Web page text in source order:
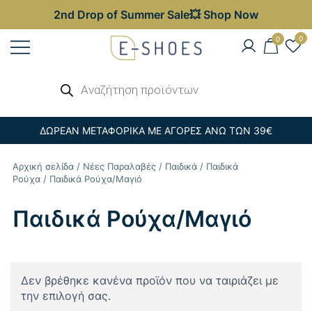
2nd Drop of Summer Sale💥 Shop Now
Παπούτσια – Επώνυμες Τσάντες στις
0 0
προϊόντων
ΔΩΡΕΑΝ ΜΕΤΑΦΟΡΙΚΑ ΜΕ ΑΓΟΡΕΣ ΑΝΩ ΤΩΝ 39€
Αρχική σελίδα / Νέες Παραλαβές / Παιδικά / Παιδικά
Ρούχα / Παιδικά Ρούχα/Μαγιό
Παιδικά Ρούχα/Μαγιό
Δεν βρέθηκε κανένα προϊόν που να ταιριάζει με
την επιλογή σας.